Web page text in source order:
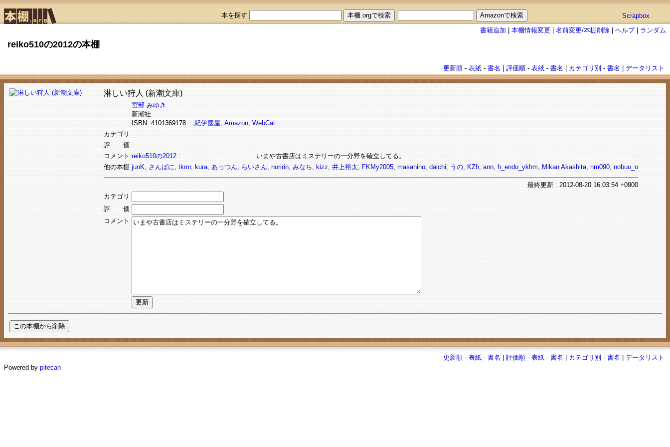
本を探す
Scrapbox
書籍追加 |本棚情報変更 |名前変更/本棚削除 |ヘルプ| ランダム
reiko510の2012の本棚
更新順 -表紙 -書名 |評価順 -表紙 -書名 カテゴリ別 -書名 |データリスト
淋しい狩人 (新潮文庫)
宮部 みゆき
新潮社
ISBN: 4101369178 紀伊國屋, Amazon, WebCat
カテゴリ
評 価
コメント reiko510の2012 :
いまや古書店はミステリーの一分野を確立してる。
他の本棚 junK, さんばに, tkmr, kura, あっつん, らいさん, noririn, みなち, kizz, 井上裕太, FKMy2005, masahino, daichi, うの, KZh, ann, h_endo_ykhm, Mikan Akashita, nm090, nobuo_o
最終更新: 2012-08-20 16:03:54 +0900
カテゴリ
評 価
コメント
更新順 -表紙 -書名 |評価順 -表紙 -書名 カテゴリ別 -書名 |データリスト
Powered by pitecan